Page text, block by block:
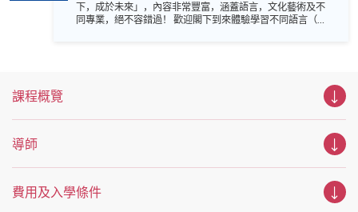
下，成於未來」，內容非常豐富，涵蓋語言，文化藝術及不
同專業，絕不容錯過！ 歡迎閣下到來體驗學習不同語言（包
坊、體驗課堂和豐富資訊講座。萬勿錯過是次活動，記得把
圖！
課程概覽
導師
費用及入學條件